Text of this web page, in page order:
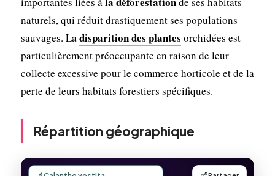
naturels, qui réduit drastiquement ses populations
sauvages. Ladisparition des plantes orchidées est
particulièrement préoccupante en raison de leur
collecte excessive pour le commerce horticole et de la
perte de leurs habitats forestiers spécifiques.
Répartition géographique